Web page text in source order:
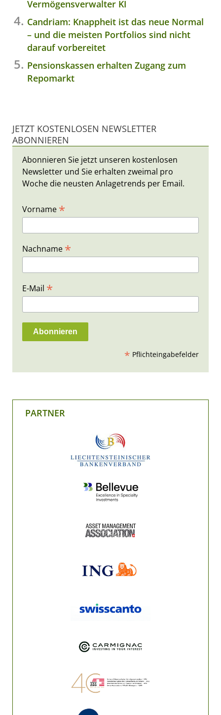
Vermögensverwalter KI
Candriam: Knappheit ist das neue Normal
– und die meisten Portfolios sind nicht
darauf vorbereitet
Pensionskassen erhalten Zugang zum
Repomarkt
JETZT KOSTENLOSEN NEWSLETTER
ABONNIEREN
Abonnieren Sie jetzt unseren kostenlosen
Newsletter und Sie erhalten zweimal pro
Woche die neusten Anlagetrends per Email.
Vorname *
Nachname *
E-Mail *
* Pflichteingabefelder
PARTNER